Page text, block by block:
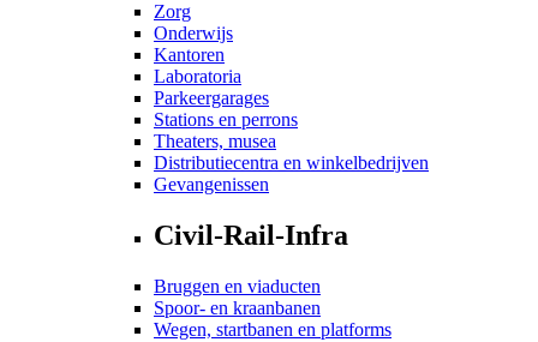
Zorg
Onderwijs
Kantoren
Laboratoria
Parkeergarages
Stations en perrons
Theaters, musea
Distributiecentra en winkelbedrijven
Gevangenissen
Civil-Rail-Infra
Bruggen en viaducten
Spoor- en kraanbanen
Wegen, startbanen en platforms